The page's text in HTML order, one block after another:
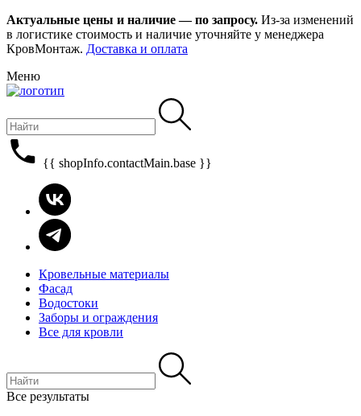
Актуальные цены и наличие — по запросу. Из-за изменений
в логистике стоимость и наличие уточняйте у менеджера
КровМонтаж. Доставка и оплата
Меню
{{ shopInfo.contactMain.base }}
Кровельные материалы
Фасад
Водостоки
Заборы и ограждения
Все для кровли
Все результаты